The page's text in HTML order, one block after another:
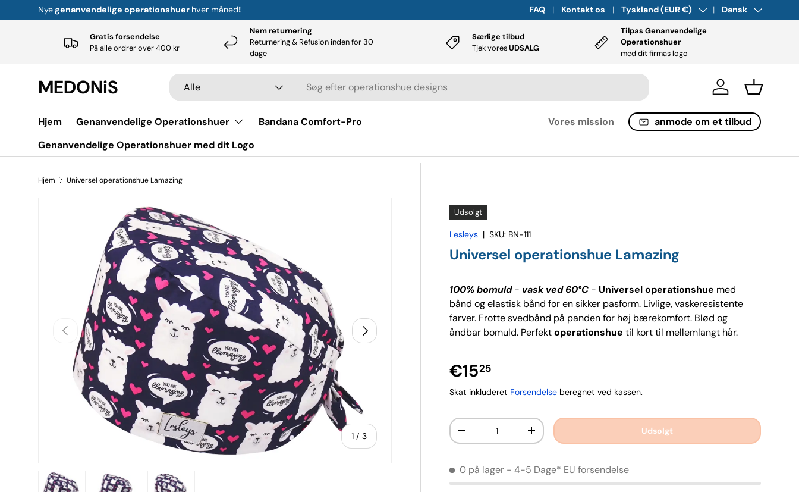
Gå til indhold
Nyegenanvendelige operationshuer hver måned! Velkommen tilMEDONiS!Om os
FAQ Kontakt os Land/region
Tyskland (EUR €) SprogDansk
Gratis forsendelse
På alle ordrer over 400 kr
Nem returnering
Returnering & Refusion inden for 30
dage
Særlige tilbud
Tjek voresUDSALG
Tilpas Genanvendelige
Operationshuer
med dit firmas logo
MEDONiS Søge
Produkttype
Alle Log indKurv
Hjem Genanvendelige Operationshuer
Bandana Comfort-Pro
Genanvendelige Operationshuer med dit Logo
Vores mission anmode om et tilbud
Hjem Universel operationshue Lamazing
Tidligere
1 /af
3
Næste
Indlæs billede 1 i galleri visning
Indlæs billede 2 i galleri visning
Indlæs billede 3 i galleri visning
Udsolgt
Lesleys |SKU: BN-111
Universel operationshue Lamazing
100% bomuld- vask ved 60°C - Universel operationshue med
bånd og elastisk bånd for en sikker pasform. Livlige, vaskeresistente
farver. Frotte svedbånd på panden for høj bærekomfort. Blød og
åndbar bomuld. Perfektoperationshue til kort til mellemlangt hår.
€1525
Skat inkluderet Forsendelse beregnet ved kassen.
Antal
-
+ Udsolgt
0 på lager - 4-5 Dage* EU forsendelse